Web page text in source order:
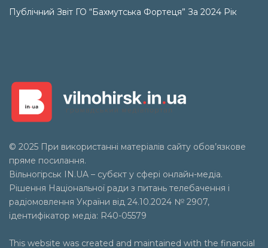
Публічний Звіт ГО “Бахмутська Фортеця” За 2024 Рік
© 2025 При використанні матеріалів сайту обов’язкове
пряме посилання.
Вільногірськ
IN.UA – субєкт у сфері онлайн-медіа.
Рішення Національної ради з питань телебачення і
радіомовлення України від 24.10.2024 № 2907,
ідентифікатор медіа: R40-05579
This website was created and maintained with the financial